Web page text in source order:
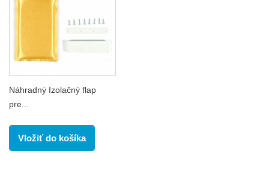
Náhradný Izolačný flap
pre...
Vložiť do košíka